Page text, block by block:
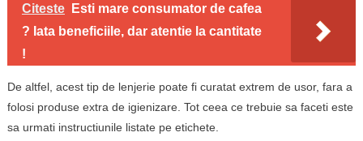
Citeste
Esti mare consumator de cafea
? Iata beneficiile, dar atentie la cantitate
!
De altfel, acest tip de lenjerie poate fi curatat extrem de usor, fara a
folosi produse extra de igienizare. Tot ceea ce trebuie sa faceti este
sa urmati instructiunile listate pe etichete.